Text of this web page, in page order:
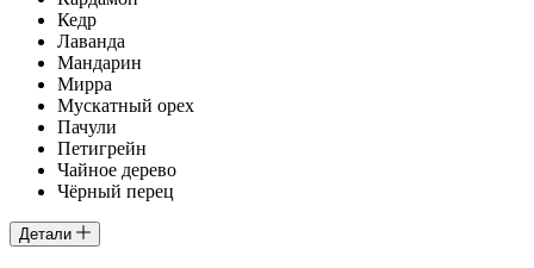
Кедр
Лаванда
Мандарин
Мирра
Мускатный орех
Пачули
Петигрейн
Чайное дерево
Чёрный перец
Детали